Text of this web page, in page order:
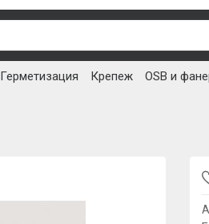
Герметизация Крепеж OSB и